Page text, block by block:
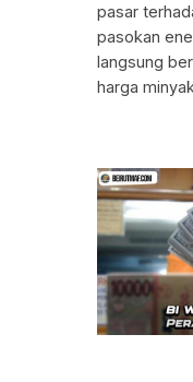
pasar
pasokan
langsung
harga